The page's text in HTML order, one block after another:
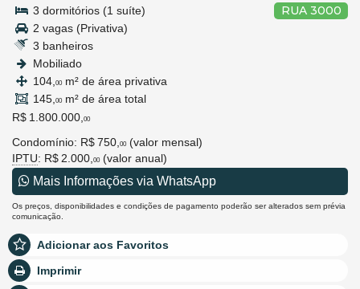
RUA 3000
3 dormitórios (1 suíte)
2 vagas (Privativa)
3 banheiros
Mobiliado
104, 00 m² de área privativa
145, 00 m² de área total
R$ 1.800.000, 00
Condomínio: R$ 750, 00 (valor mensal)
IPTU: R$ 2.000, 00 (valor anual)
Mais Informações via WhatsApp
Os preços, disponibilidades e condições de pagamento poderão ser alterados sem prévia
comunicação.
Adicionar aos Favoritos
Imprimir